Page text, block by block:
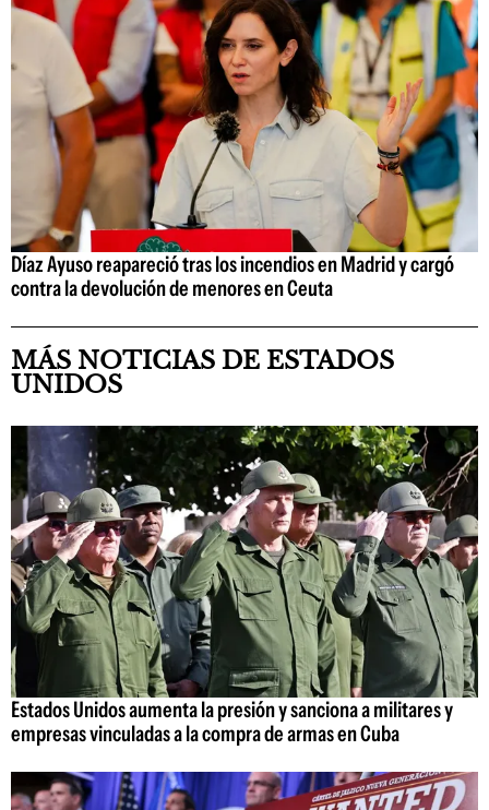
Díaz Ayuso reapareció tras los incendios en Madrid y cargó
contra la devolución de menores en Ceuta
MÁS NOTICIAS DE ESTADOS
UNIDOS
Estados Unidos aumenta la presión y sanciona a militares y
empresas vinculadas a la compra de armas en Cuba